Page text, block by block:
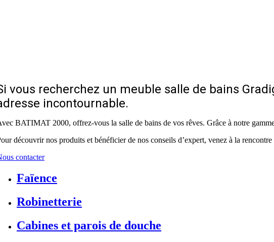
vous recherchez un meuble salle de bains
incontournable.
BATIMAT 2000, offrez-vous la salle de bains de vos rêves. Grâce à notre
découvrir nos produits et bénéficier de nos conseils d’expert, venez à la
contacter
Faïence
Robinetterie
Cabines et parois de douche